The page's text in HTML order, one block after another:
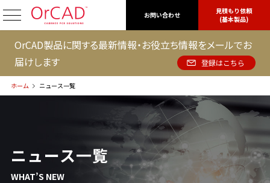
お問い合わせ
見積もり依頼
(基本製品)
OrCAD製品に関する最新情報・お役立ち情報をメールでお
届けします
登録はこちら
ホーム ニュース一覧
ニュース一覧
WHAT’S NEW